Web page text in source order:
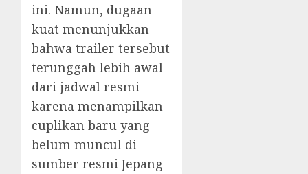
ini. Namun, dugaan
kuat menunjukkan
bahwa trailer tersebut
terunggah lebih awal
dari jadwal resmi
karena menampilkan
cuplikan baru yang
belum muncul di
sumber resmi Jepang